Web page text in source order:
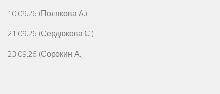
10.09.26 (Полякова А.)
21.09.26 (Сердюкова С.)
23.09.26 (Сорокин А.)